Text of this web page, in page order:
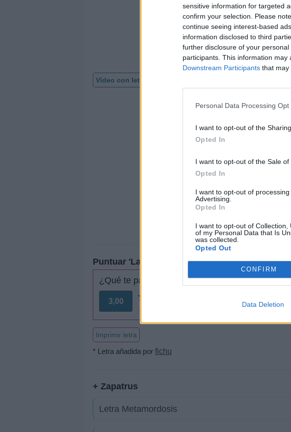
sensitive information for targeted
confirm your selection. Please
continue seeing interest-based
information disclosed to third
further disclosure of your
participants. This information
Downstream Participants that may
Personal Data Processing Opt
I want to opt-out of the
Opted In
I want to opt-out of the Sale of
Opted In
I want to opt-out of
Advertising.
Opted In
I want to opt-out of
of my Personal Data that Is
was collected.
Opted Out
CONFIRM
Data Deletion
Vídeo con letra
Puntuar 'La menstruación'
¿Qué te parece esta canción?
3,00
2 votos
Imprimir letra
* Letra añadida por fichu
+ Zapatrus
Letra Metamordosis